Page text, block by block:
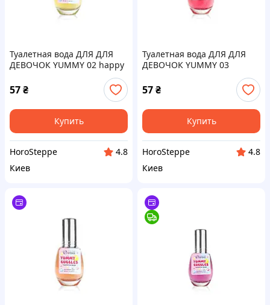
Туалетная вода ДЛЯ ДЛЯ
ДЕВОЧОК YUMMY 02 happy
57₴
Купить
HoroSteppe
4.8
Киев
Туалетная вода ДЛЯ ДЛЯ
ДЕВОЧОК YUMMY 03
lollipop ТМ Colour Intense
57₴
Купить
HoroSteppe
4.8
Киев